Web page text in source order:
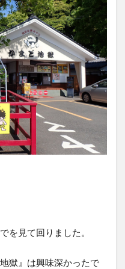
を見て回りました。
獄』は興味深かったで